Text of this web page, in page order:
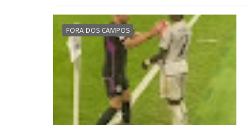
FORA DOS CAMPOS